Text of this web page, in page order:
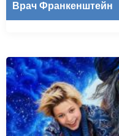
Врач Франкенштейн